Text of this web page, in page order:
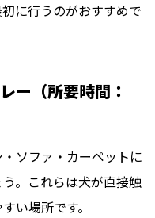
に行うのがおすすめで
ー（所要時間：
ソファ・カーペットに
。これらは犬が直接触
い場所です。